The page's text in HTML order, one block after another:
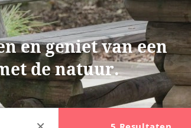
en geniet van een
de natuur.